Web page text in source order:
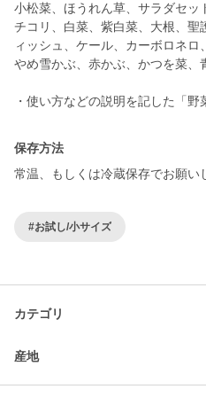
小松菜、ほうれん草、サラダセッ
チコリ、白菜、紫白菜、大根、
ィッシュ、ケール、カーボロネ
やめ雪かぶ、赤かぶ、かつを菜、
・使い方などの説明を記した「野
保存方法
常温、もしくは冷蔵保存でお願い
#お試し/小サイズ
カテゴリ
産地